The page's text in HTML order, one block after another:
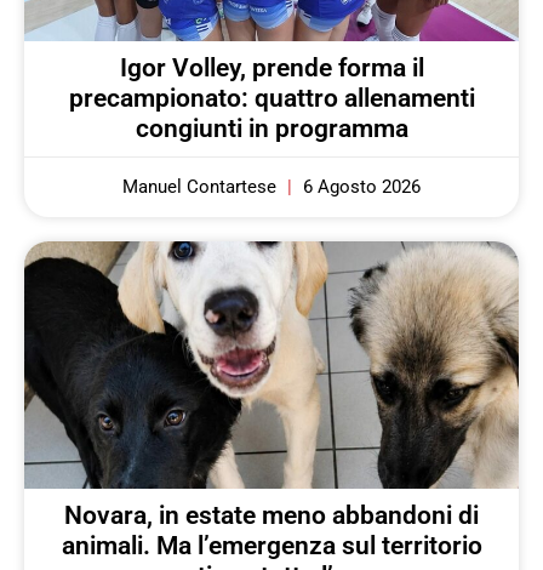
Igor Volley, prende forma il
precampionato: quattro allenamenti
congiunti in programma
Manuel Contartese 6 Agosto 2026
Novara, in estate meno abbandoni di
animali. Ma l’emergenza sul territorio